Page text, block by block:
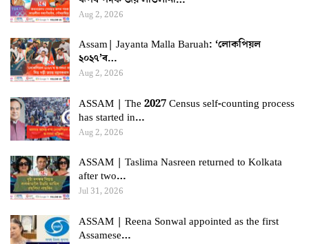
Aug 2, 2026
Assam| Jayanta Malla Baruah: ‘লোকপিয়ল
২০২৭’ৰ…
Aug 2, 2026
ASSAM | The 2027 Census self-counting process
has started in…
Aug 2, 2026
ASSAM | Taslima Nasreen returned to Kolkata
after two…
Jul 31, 2026
ASSAM | Reena Sonwal appointed as the first
Assamese…